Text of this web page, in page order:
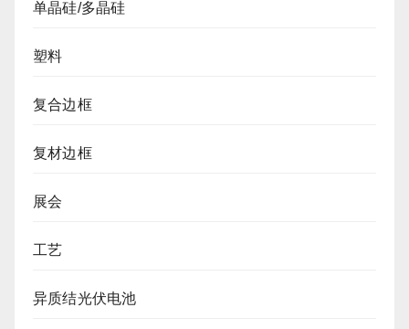
单晶硅/多晶硅
塑料
复合边框
复材边框
展会
工艺
异质结光伏电池